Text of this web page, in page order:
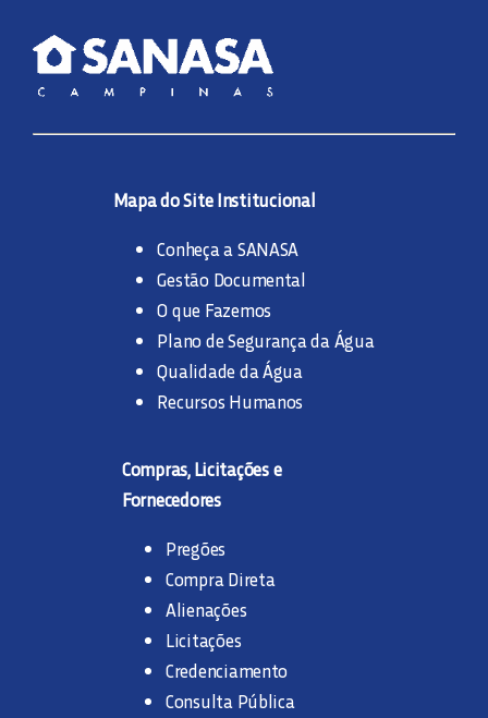
Mapa do Site Institucional
Conheça a SANASA
Gestão Documental
O que Fazemos
Plano de Segurança da Água
Qualidade da Água
Recursos Humanos
Compras, Licitações e
Fornecedores
Pregões
Compra Direta
Alienações
Licitações
Credenciamento
Consulta Pública